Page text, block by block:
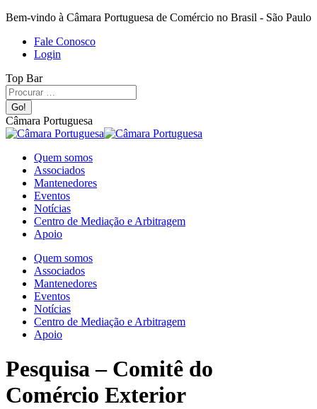
Bem-vindo à Câmara Portuguesa de Comércio no Brasil - São Paulo
Fale Conosco
Login
Top Bar
Câmara Portuguesa
Quem somos
Associados
Mantenedores
Eventos
Notícias
Centro de Mediação e Arbitragem
Apoio
Quem somos
Associados
Mantenedores
Eventos
Notícias
Centro de Mediação e Arbitragem
Apoio
Pesquisa – Comitê do
Comércio Exterior